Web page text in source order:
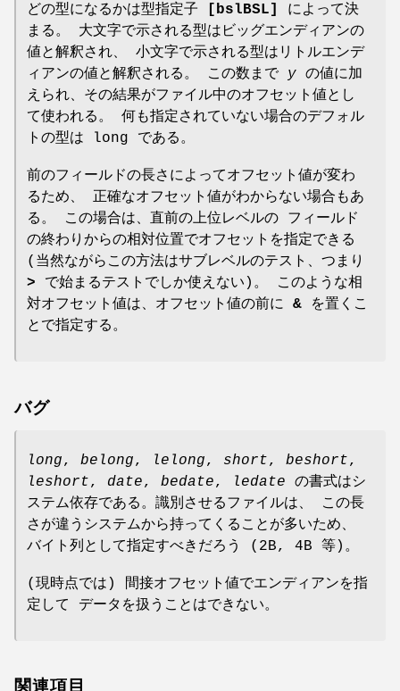
どの型になるかは型指定子
[bslBSL]
によって決
まる。 大文字で示される型はビッグエンディアンの
値と解釈され、 小文字で示される型はリトルエンデ
ィアンの値と解釈される。 この数まで y の値に加
えられ、その結果がファイル中のオフセット値とし
て使われる。 何も指定されていない場合のデフォル
トの型は long である。
前のフィールドの長さによってオフセット値が変わ
るため、 正確なオフセット値がわからない場合もあ
る。 この場合は、直前の上位レベルの フィールド
の終わりからの相対位置でオフセットを指定できる
(当然ながらこの方法はサブレベルのテスト、つまり
> で始まるテストでしか使えない)。 このような相
対オフセット値は、オフセット値の前に & を置くこ
とで指定する。
バグ
long, belong, lelong, short, beshort,
leshort, date, bedate, ledate の書式はシ
ステム依存である。識別させるファイルは、 この長
さが違うシステムから持ってくることが多いため、
バイト列として指定すべきだろう (2B, 4B 等)。
(現時点では) 間接オフセット値でエンディアンを指
定して データを扱うことはできない。